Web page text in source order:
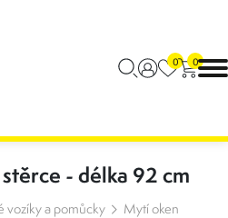
0 0
- délka 92 cm
vozíky a pomůcky
Mytí oken